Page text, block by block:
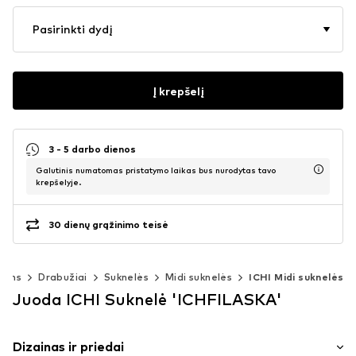
Pasirinkti dydį
Į krepšelį
3 - 5 darbo dienos
Galutinis numatomas pristatymo laikas bus nurodytas tavo
krepšelyje.
30 dienų grąžinimo teisė
Drabužiai Suknelės Midi suknelės ICHI Midi suknelės
Juoda ICHI Suknelė 'ICHFILASKA'
Dizainas ir priedai